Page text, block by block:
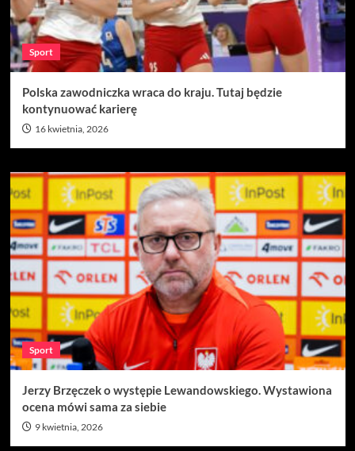
Sport
Polska zawodniczka wraca do kraju. Tutaj będzie
kontynuować karierę
16 kwietnia, 2026
Sport
Jerzy Brzęczek o występie Lewandowskiego. Wystawiona
ocena mówi sama za siebie
9 kwietnia, 2026